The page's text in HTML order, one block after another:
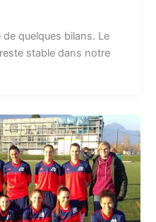
de quelques bilans. Le
stable dans notre